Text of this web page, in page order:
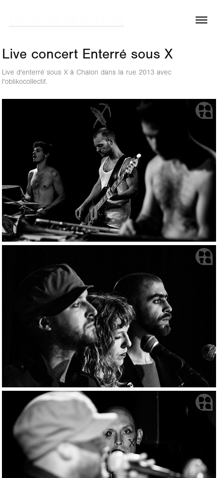
Live concert Enterré sous X
Live d'enterré sous X à Chalon dans la rue 2013 avec
l'oblikocollectif.